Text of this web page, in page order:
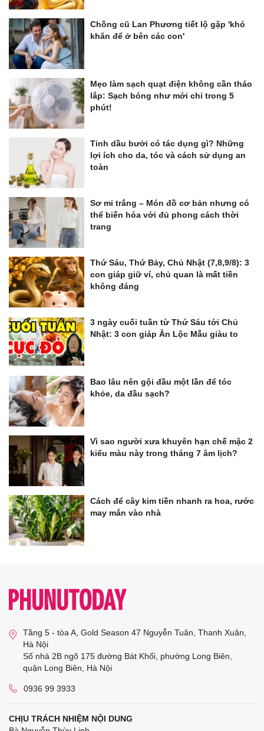
Chồng cũ Lan Phương tiết lộ gặp 'khó
khăn để ở bên các con'
Mẹo làm sạch quạt điện không cần tháo
lắp: Sạch bóng như mới chỉ trong 5
phút!
Tinh dầu bưởi có tác dụng gì? Những
lợi ích cho da, tóc và cách sử dụng an
toàn
Sơ mi trắng – Món đồ cơ bản nhưng có
thể biến hóa với đủ phong cách thời
trang
Thứ Sáu, Thứ Bảy, Chủ Nhật (7,8,9/8): 3
con giáp giữ ví, chủ quan là mất tiền
không đáng
3 ngày cuối tuần từ Thứ Sáu tới Chủ
Nhật: 3 con giáp Ăn Lộc Mẫu giàu to
Bao lâu nên gội đầu một lần để tóc
khỏe, da đầu sạch?
Vì sao người xưa khuyên hạn chế mặc 2
kiểu màu này trong tháng 7 âm lịch?
Cách để cây kim tiền nhanh ra hoa, rước
may mắn vào nhà
Tầng 5 - tòa A, Gold Season 47 Nguyễn Tuân, Thanh Xuân,
Hà Nội
Số nhà 2B ngõ 175 đường Bát Khối, phường Long Biên,
quận Long Biên, Hà Nội
0936 99 3933
CHỊU TRÁCH NHIỆM NỘI DUNG